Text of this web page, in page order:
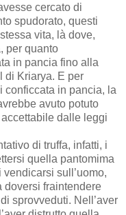
cercato di
spudorato, questi
vita, là dove,
per quanto
in pancia fino alla
di Kriarya. E per
conficcata in pancia, la
avuto potuto
dalle leggi
di truffa, infatti, i
quella pantomima
sull’uomo,
doversi fraintendere
sprovveduti. Nell’aver